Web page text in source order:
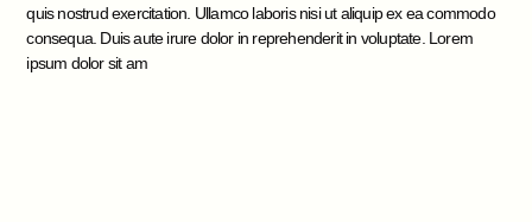
quis nostrud exercitation. Ullamco laboris nisi ut aliquip ex ea commodo
consequa. Duis aute irure dolor in reprehenderit in voluptate. Lorem
ipsum dolor sit am